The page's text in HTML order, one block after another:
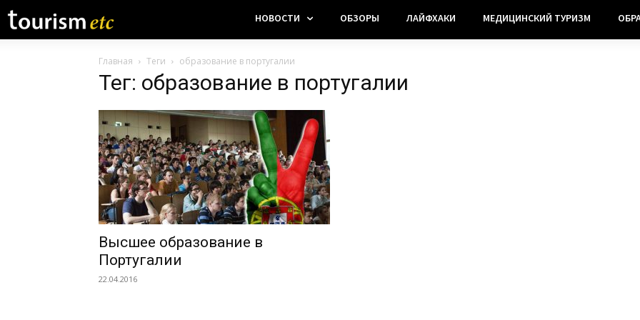
НОВОСТИ ОБЗОРЫ ЛАЙФХАКИ МЕДИЦИНСКИЙ ТУРИЗМ
Главная Теги образование в португалии
Тег: образование в португалии
Высшее образование в
Португалии
22.04.2016